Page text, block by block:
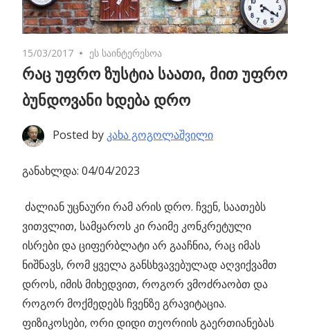
15/03/2017 No comments
ეს საინტერესოა
რაც უფრო ზუსტია საათი, მით უფრო
ბუნდოვანი ხდება დრო
Posted by კახა გოგოლაშვილი
განახლდა: 04/04/2023
ძალიან უცნაური რამ არის დრო. ჩვენ, საათებს
ვითვლით, სამყაროს კი რაიმე კონკრეტული
ისრები და ციფერბლატი არ გააჩნია, რაც იმას
ნიშნავს, რომ ყველა განსხვავებულად აღვიქვამთ
დროს, იმის მიხედვით, როგორ ვმოძრაობთ და
როგორ მოქმედებს ჩვენზე გრავიტაცია.
ფიზიკოსები, ორი დიდი თეორიის გაერთიანებას